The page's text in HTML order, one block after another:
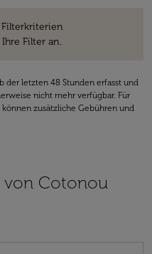
Filter an.
der letzten 48 Stunden erfasst und
nicht mehr verfügbar. Für
zusätzliche Gebühren und
von Cotonou